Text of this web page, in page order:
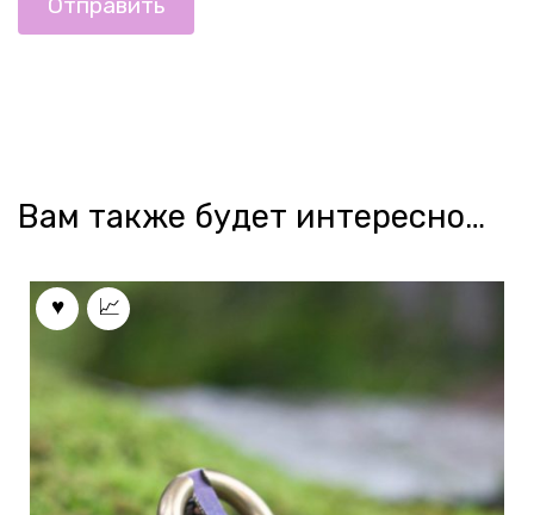
Вам также будет интересно…